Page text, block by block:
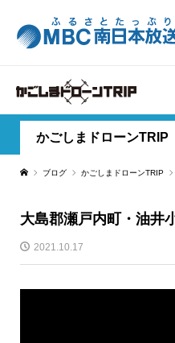
かごしまドローンTRIP
ブログ かごしまドローンTRIP
大島郡瀬戸内町・油井
2021.10.17